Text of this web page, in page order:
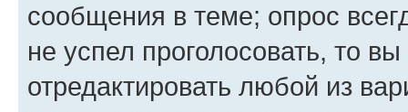
сообщения в теме; опрос
не успел проголосовать, то
отредактировать любой из